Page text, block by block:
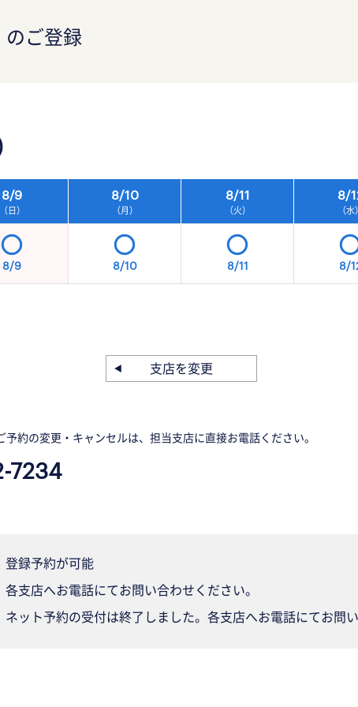
のご登録
8/9
（日）
8/10
（月）
8/11
（火）
8/
（水）
8/9 8/10 8/11 8/
支店を変更
約の変更・キャンセルは、担当支店に直接お電話ください。
7234
登録予約が可能
各支店へお電話にてお問い合わせください。
ネット予約の受付は終了しました。各支店へお電話にてお問い